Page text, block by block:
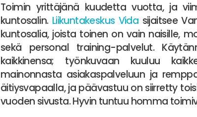
Toimin yrittäjänä kuudetta vuotta, ja
kuntosalin. Liikuntakeskus Vida sijaitsee
kuntosalia, joista toinen on vain naisille,
sekä personal training-palvelut.
kaikkinensa; työnkuvaan kuuluu
mainonnasta asiakaspalveluun ja
äitiysvapaalla, ja päävastuu on siirretty
vuoden sivusta. Hyvin tuntuu homma